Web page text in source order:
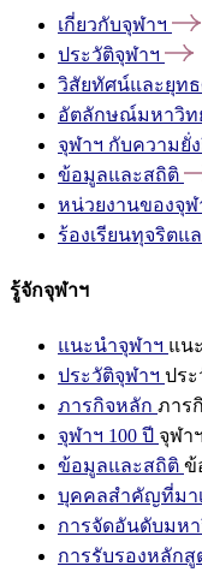
เกี่ยวกับจุฬาฯ
ประวัติจุฬาฯ
วิสัยทัศน์และยุท
อัตลักษณ์มหาวิท
จุฬาฯ กับความยั่
ข้อมูลและสถิติ
หน่วยงานของจุฬ
ร้องเรียนทุจริต
รู้จักจุฬาฯ
แนะนำจุฬาฯ แน
ประวัติจุฬาฯ ปร
ภารกิจหลัก ภาร
จุฬาฯ 100 ปี จุฬา
ข้อมูลและสถิติ ข้
บุคคลสำคัญที่มา
การจัดอันดับมห
การรับรองหลักสู